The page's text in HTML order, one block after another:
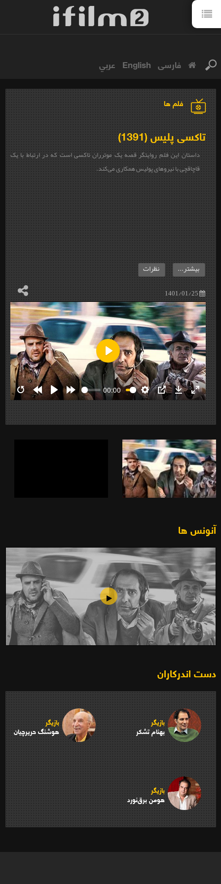
فارسی English عربي
فلم ها
تاکسی پلیس (1391)
داستان این فلم روایتگر قصه یک موترران تاکسی است که در ارتباط با یک
قاچاقچی با نیروهای پولیس همکاری می‌کند.
1401/01/25
بیشتر... نظرات
RestartRewind
10s
Play Forward
10s
00:00
Settings
PIP Download
Enter
Play
آنونس ها
دست اندرکاران
بازیگر
بهنام تشکر
بازیگر
هوشنگ حریرچیان
بازیگر
هومن برق‌نورد